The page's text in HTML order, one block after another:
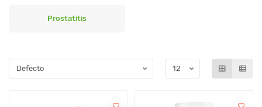
Prostatitis